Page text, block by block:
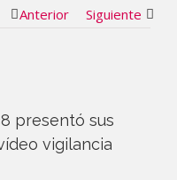
Anterior Siguiente
presentó sus
vigilancia